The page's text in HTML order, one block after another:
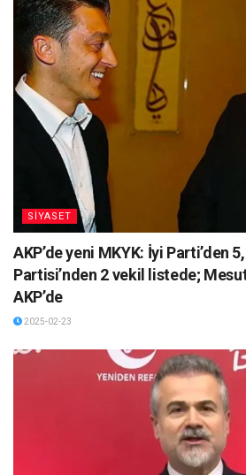
SİYASET
AKP’de yeni MKYK: İyi Parti’den
Partisi’nden 2 vekil listede;
AKP’de
2025-02-23